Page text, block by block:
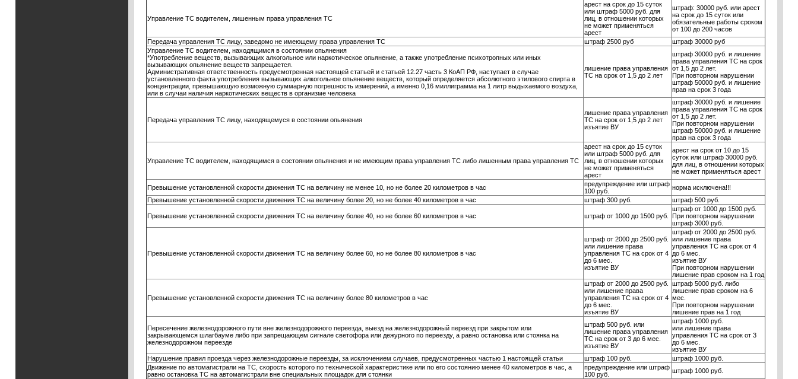
Управление ТС водителем, лишенным права управления ТС
арест на срок до 15 суток
или штраф 5000 руб. для
лиц, в отношении которых
не может применяться
арест
штраф: 30000 руб. или арест
на срок до 15 суток или
обязательные работы сроком
от 100 до 200 часов
Передача управления ТС лицу, заведомо не имеющему права управления ТС
штраф 2500 руб
штраф 30000 руб
Управление ТС водителем, находящимся в состоянии опьянения
*Употребление веществ, вызывающих алкогольное или наркотическое опьянение, а также употребление психотропных или иных
вызывающих опьянение веществ запрещается.
Административная ответственность предусмотренная настоящей статьей и статьей 12.27 часть 3 КоАП РФ, наступает в случае
установленного факта употребления вызывающих алкогольное опьянение веществ, который определяется абсолютного этилового спирта в
концентрации, превышающую возможную суммарную погрешность измерений, а именно 0,16 миллиграмма на 1 литр выдыхаемого воздуха,
или в случаи наличия наркотических веществ в организме человека
лишение права управления
ТС на срок от 1,5 до 2 лет
штраф 30000 руб. и лишение
права управления ТС на срок
от 1,5 до 2 лет.
При повторном нарушении
штраф 50000 руб. и лишение
прав на срок 3 года
Передача управления ТС лицу, находящемуся в состоянии опьянения
лишение права управления
ТС на срок от 1,5 до 2 лет
изъятие ВУ
штраф 30000 руб. и лишение
права управления ТС на срок
от 1,5 до 2 лет.
При повторном нарушении
штраф 50000 руб. и лишение
прав на срок 3 года
Управление ТС водителем, находящимся в состоянии опьянения и не имеющим права управления ТС либо лишенным права управления ТС
арест на срок до 15 суток
или штраф 5000 руб. для
лиц, в отношении которых
не может применяться
арест
арест на срок от 10 до 15
суток или штраф 30000 руб.
для лиц, в отношении которых
не может применяться арест
Превышение установленной скорости движения ТС на величину не менее 10, но не более 20 километров в час
предупреждение или штраф
100 руб.
норма исключена!!!
Превышение установленной скорости движения ТС на величину более 20, но не более 40 километров в час
штраф 300 руб. штраф 500 руб.
Превышение установленной скорости движения ТС на величину более 40, но не более 60 километров в час штраф от 1000 до 1500 руб.
штраф от 1000 до 1500 руб.
При повторном нарушении
штраф 3000 руб.
Превышение установленной скорости движения ТС на величину более 60, но не более 80 километров в час
штраф от 2000 до 2500 руб.
или лишение права
управления ТС на срок от 4
до 6 мес.
изъятие ВУ
штраф от 2000 до 2500 руб.
или лишение права
управления ТС на срок от 4
до 6 мес.
изъятие ВУ
При повторном нарушении
лишение прав сроком на 1 год
Превышение установленной скорости движения ТС на величину более 80 километров в час
штраф от 2000 до 2500 руб.
или лишение права
управления ТС на срок от 4
до 6 мес.
изъятие ВУ
штраф 5000 руб. либо
лишение прав сроком на 6
мес.
При повторном нарушении
лишение прав на 1 год
Пересечение железнодорожного пути вне железнодорожного переезда, выезд на железнодорожный переезд при закрытом или
закрывающемся шлагбауме либо при запрещающем сигнале светофора или дежурного по переезду, а равно остановка или стоянка на
железнодорожном переезде
штраф 500 руб. или
лишение права управления
ТС на срок от 3 до 6 мес.
изъятие ВУ
штраф 1000 руб.
или лишение права
управления ТС на срок от 3
до 6 мес.
изъятие ВУ
Нарушение правил проезда через железнодорожные переезды, за исключением случаев, предусмотренных частью 1 настоящей статьи
штраф 100 руб.
штраф 1000 руб.
Движение по автомагистрали на ТС, скорость которого по технической характеристике или по его состоянию менее 40 километров в час, а
равно остановка ТС на автомагистрали вне специальных площадок для стоянки
предупреждение или штраф
100 руб.
штраф 1000 руб.